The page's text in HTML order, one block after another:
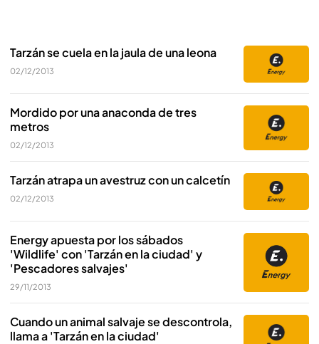
Tarzán se cuela en la jaula de una leona
02/12/2013
Mordido por una anaconda de tres
metros
02/12/2013
Tarzán atrapa un avestruz con un calcetín
02/12/2013
Energy apuesta por los sábados
'Wildlife' con 'Tarzán en la ciudad' y
'Pescadores salvajes'
29/11/2013
Cuando un animal salvaje se descontrola,
llama a 'Tarzán en la ciudad'